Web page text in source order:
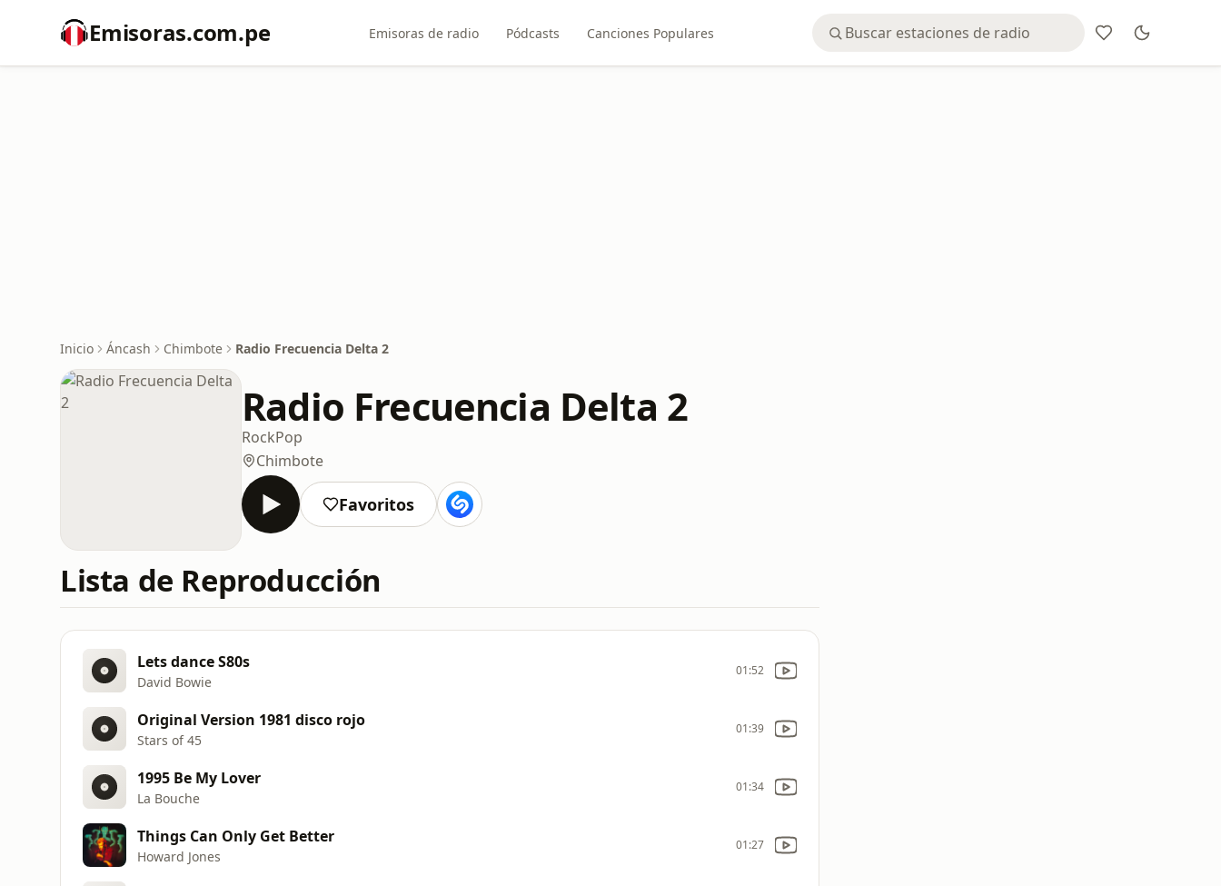
Emisoras.com.pe Emisoras de radio Pódcasts Canciones Populares
Inicio Áncash Chimbote Radio Frecuencia Delta 2
Radio Frecuencia Delta 2
RockPop
Chimbote
Favoritos
Lista de Reproducción
Lets dance S80s
David Bowie
01:52
Original Version 1981 disco rojo
Stars of 45
01:39
1995 Be My Lover
La Bouche
01:34
Things Can Only Get Better
Howard Jones
01:27